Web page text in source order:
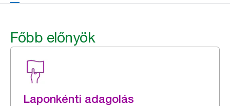
Főbb előnyök
Laponkénti adagolás